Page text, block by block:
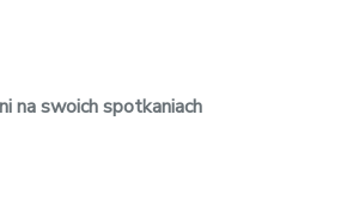
na swoich spotkaniach